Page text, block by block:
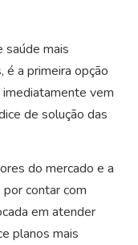
saúde mais
é a primeira opção
vem
de solução das
do mercado e a
contar com
em atender
planos mais